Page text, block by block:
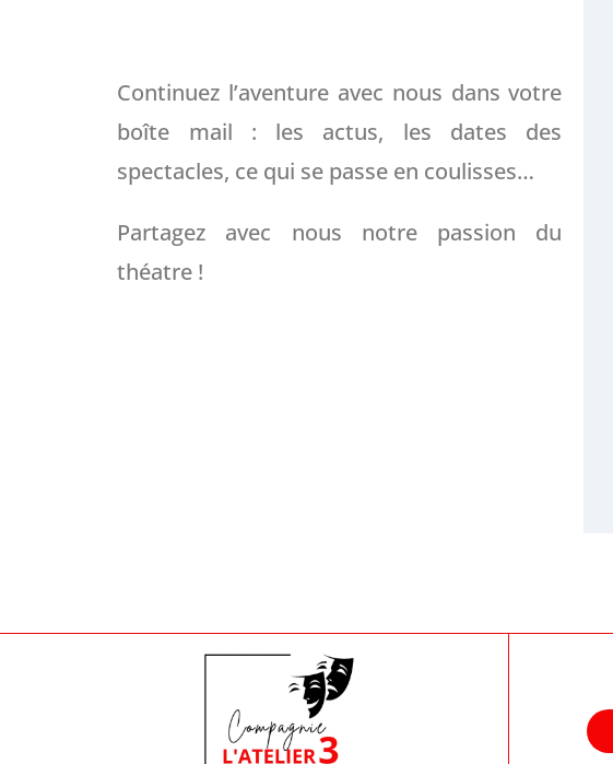
Continuez l’aventure avec nous dans votre
boîte mail : les actus, les dates des
spectacles, ce qui se passe en coulisses…
Partagez avec nous notre passion du
théatre !